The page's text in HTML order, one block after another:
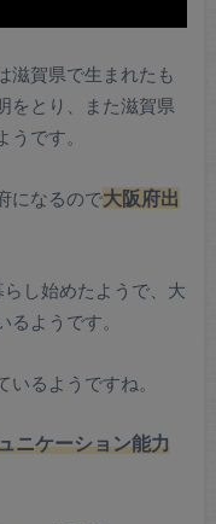
滋賀県で生まれたも
をとり、また滋賀県
です。
になるので大阪府出
し始めたようで、大
ようです。
るようですね。
ニケーション能力